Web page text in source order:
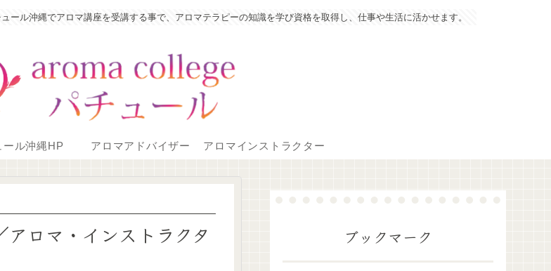
ル沖縄でアロマ講座を受講する事で、アロマテラピーの知識を学び資格を取得し、仕事や生活に活かせます。
ール沖縄HP アロマアドバイザー アロマインストラクター
ロマ・インストラクタ
ブックマーク